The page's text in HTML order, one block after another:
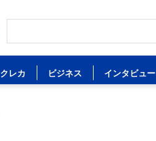
クレカ ビジネス インタビュー